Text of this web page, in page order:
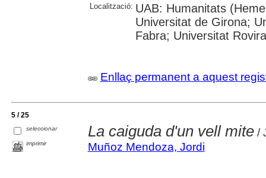
Localització: UAB: Humanitats
Universitat de Girona;
Fabra; Universitat
Enllaç permanent a aquest
5 / 25
seleccionar
imprimir
La caiguda d'un vell mite/
Muñoz Mendoza, Jordi